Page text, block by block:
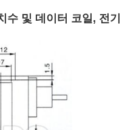
수 및 데이터 코일, 전기